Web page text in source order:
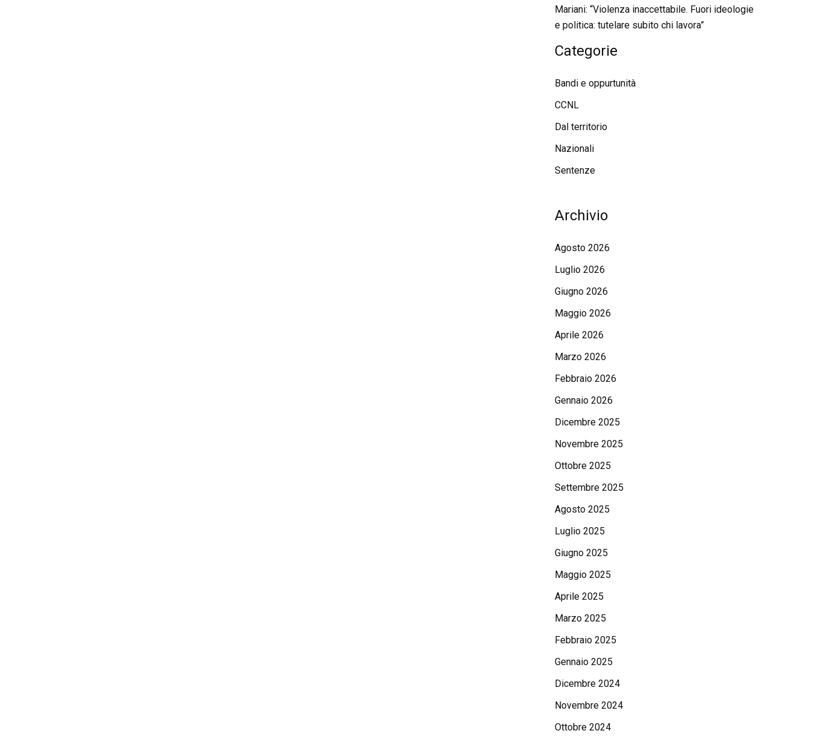
Mariani: “Violenza inaccettabile. Fuori ideologie
e politica: tutelare subito chi lavora”
Categorie
Bandi e oppurtunità
CCNL
Dal territorio
Nazionali
Sentenze
Archivio
Agosto 2026
Luglio 2026
Giugno 2026
Maggio 2026
Aprile 2026
Marzo 2026
Febbraio 2026
Gennaio 2026
Dicembre 2025
Novembre 2025
Ottobre 2025
Settembre 2025
Agosto 2025
Luglio 2025
Giugno 2025
Maggio 2025
Aprile 2025
Marzo 2025
Febbraio 2025
Gennaio 2025
Dicembre 2024
Novembre 2024
Ottobre 2024